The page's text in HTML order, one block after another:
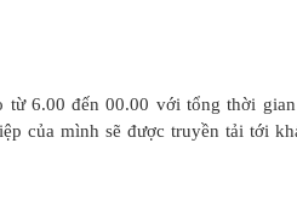
6.00 đến 00.00 với tổng thời
của mình sẽ được truyền tải tới